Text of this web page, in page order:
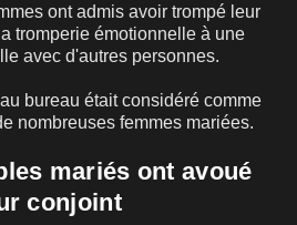
ont admis avoir trompé leur
tromperie émotionnelle à une
avec d'autres personnes.
bureau était considéré comme
nombreuses femmes mariées.
mariés ont avoué
conjoint